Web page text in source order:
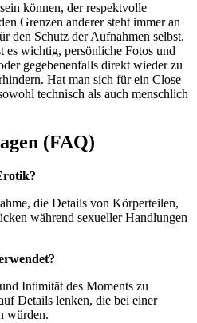
können, der respektvolle
Grenzen anderer steht immer an
den Schutz der Aufnahmen selbst.
es wichtig, persönliche Fotos und
gegebenenfalls direkt wieder zu
Hat man sich für ein Close
technisch als auch menschlich
(FAQ)
die Details von Körperteilen,
während sexueller Handlungen
Intimität des Moments zu
Details lenken, die bei einer
würden.